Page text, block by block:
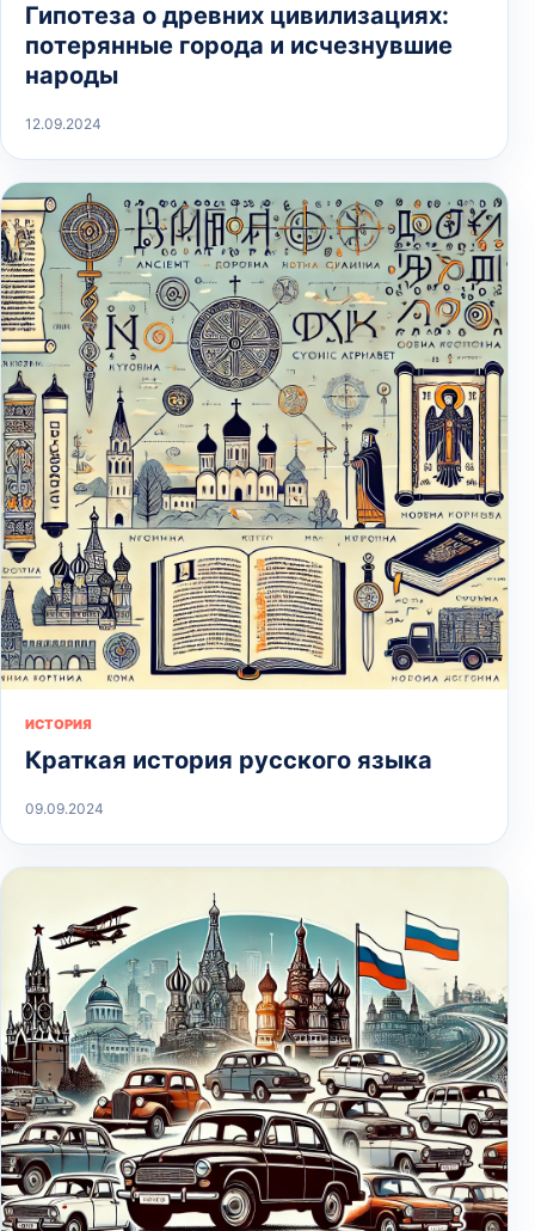
Гипотеза о древних цивилизациях:
потерянные города и исчезнувшие
народы
12.09.2024
ИСТОРИЯ
Краткая история русского языка
09.09.2024